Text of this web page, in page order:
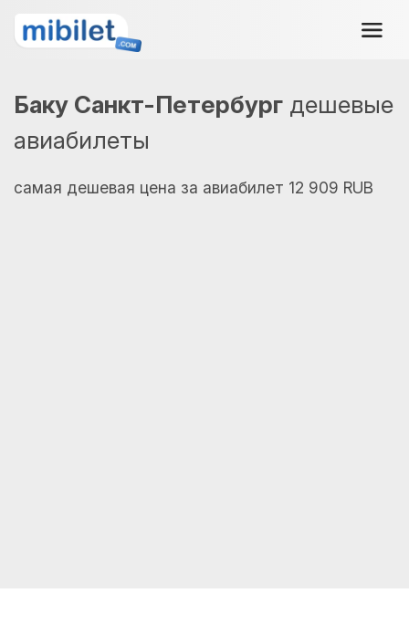
Баку Санкт-Петербург дешевые
авиабилеты
самая дешевая цена за авиабилет 12 909 RUB